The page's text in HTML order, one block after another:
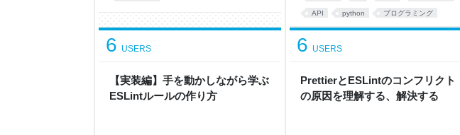
API python プログラミング
programming
【実装編】手を動かしながら学ぶ
ESLintルールの作り方
6 USERS
PrettierとESLintのコンフリクト
の原因を理解する、解決する
6 USERS